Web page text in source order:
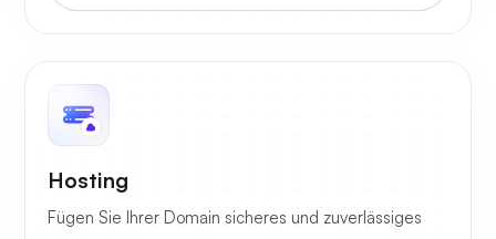
Hosting
Fügen Sie Ihrer Domain sicheres und zuverlässiges